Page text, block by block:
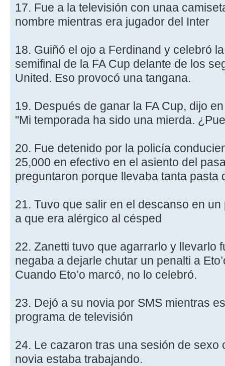
17. Fue a la televisión con unaa
nombre mientras era jugador del Inter
18. Guiñó el ojo a Ferdinand y celebró
semifinal de la FA Cup delante de los
United. Eso provocó una tangana.
19. Después de ganar la FA Cup, dijo
"Mi temporada ha sido una mierda.
20. Fue detenido por la policía
25,000 en efectivo en el asiento del
preguntaron porque llevaba tanta pasta
21. Tuvo que salir en el descanso en
a que era alérgico al césped
22. Zanetti tuvo que agarrarlo y llevarlo
negaba a dejarle chutar un penalti a
Cuando Eto’o marcó, no lo celebró.
23. Dejó a su novia por SMS mientras
programa de televisión
24. Le cazaron tras una sesión de sexo
novia estaba trabajando.